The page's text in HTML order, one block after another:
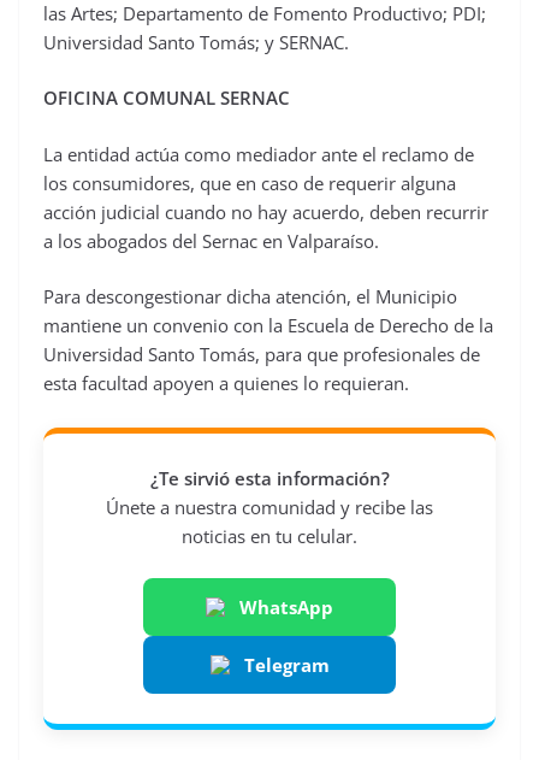
las Artes; Departamento de Fomento Productivo; PDI;
Universidad Santo Tomás; y SERNAC.
OFICINA COMUNAL SERNAC
La entidad actúa como mediador ante el reclamo de
los consumidores, que en caso de requerir alguna
acción judicial cuando no hay acuerdo, deben recurrir
a los abogados del Sernac en Valparaíso.
Para descongestionar dicha atención, el Municipio
mantiene un convenio con la Escuela de Derecho de la
Universidad Santo Tomás, para que profesionales de
esta facultad apoyen a quienes lo requieran.
¿Te sirvió esta información?
Únete a nuestra comunidad y recibe las
noticias en tu celular.
WhatsApp
Telegram